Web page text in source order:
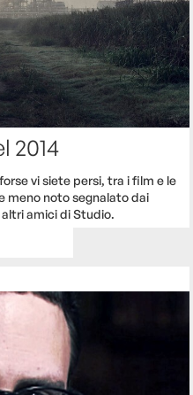
2014
vi siete persi, tra i film e le
meno noto segnalato dai
amici di Studio.